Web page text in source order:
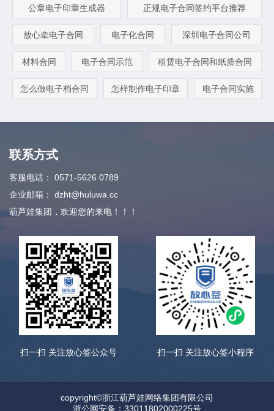
公章电子印章生成器 正规电子合同签约平台推荐
放心牵电子合同 电子化合同 深圳电子合同公司
材料合同 电子合同示范 租赁电子合同和纸质合同
怎么做电子档合同 怎样制作电子印章 电子合同实施
联系方式
客服电话：
0571-5626 0789
企业邮箱：
dzht@huluwa.cc
葫芦娃集团，欢迎您的来电！！！
扫一扫 关注放心签公众号 扫一扫 关注放心签小程序
copyright©浙江葫芦娃网络集团有限公司
浙公网安备：33011802000225号